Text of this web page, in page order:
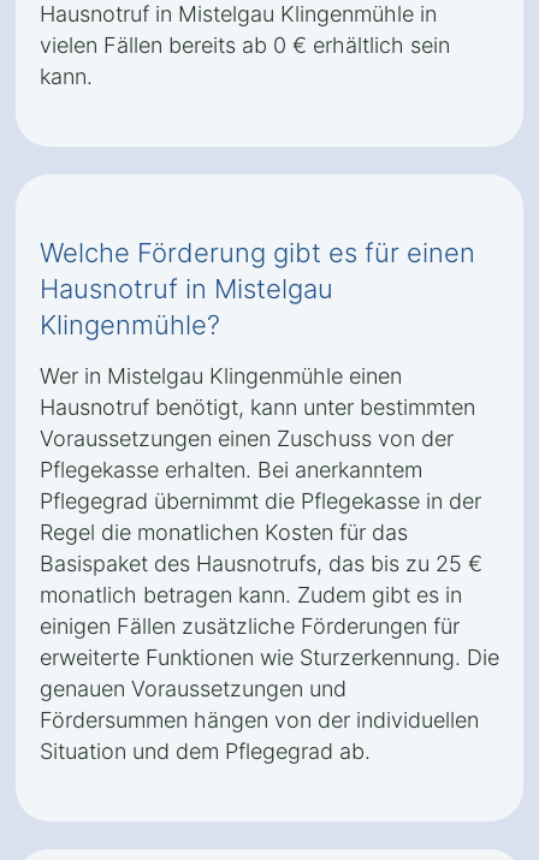
Hausnotruf in Mistelgau Klingenmühle in
vielen Fällen bereits ab 0 € erhältlich sein
kann.
Welche Förderung gibt es für einen
Hausnotruf in Mistelgau
Klingenmühle?
Wer in Mistelgau Klingenmühle einen
Hausnotruf benötigt, kann unter bestimmten
Voraussetzungen einen Zuschuss von der
Pflegekasse erhalten. Bei anerkanntem
Pflegegrad übernimmt die Pflegekasse in der
Regel die monatlichen Kosten für das
Basispaket des Hausnotrufs, das bis zu 25 €
monatlich betragen kann. Zudem gibt es in
einigen Fällen zusätzliche Förderungen für
erweiterte Funktionen wie Sturzerkennung. Die
genauen Voraussetzungen und
Fördersummen hängen von der individuellen
Situation und dem Pflegegrad ab.